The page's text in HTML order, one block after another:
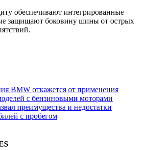
обеспечивают интегрированные
защищают боковину шины от острых
BMW откажется от применения
с бензиновыми моторами
преимущества и недостатки
с пробегом